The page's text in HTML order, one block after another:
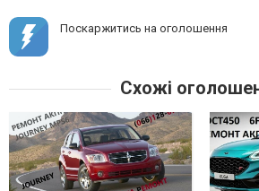
Поскаржитись на оголошення
Схожі